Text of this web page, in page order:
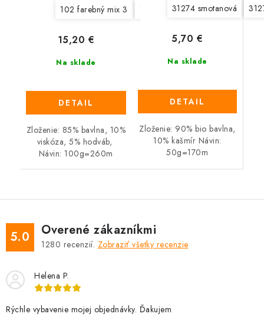
102 farebný mix 3 103 farebný mix 4 104
Na sklade
15,20 €
DETAIL
Zloženie: 85% bavlna, 10%
viskóza, 5% hodváb,
Návin: 100g=260m
31274 smotanová
Na sklade
5,70 €
DETAIL
Zloženie: 90% bio bavlna,
10% kašmír Návin:
50g=170m
5.0 Overené zákazníkmi
1280 recenzií. Zobraziť všetky recenzie
Helena P.
Rýchle vybavenie mojej objednávky. Ďakujem